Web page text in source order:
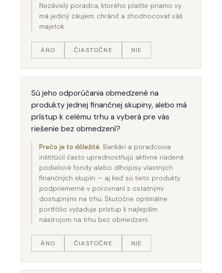
Nezávislý poradca, ktorého platíte priamo vy,
má jediný záujem: chrániť a zhodnocovať váš
majetok.
ÁNO ČIASTOČNE NIE
Sú jeho odporúčania obmedzené na
produkty jednej finančnej skupiny, alebo má
prístup k celému trhu a vyberá pre vás
riešenie bez obmedzení?
Prečo je to dôležité: Bankári a poradcovia
inštitúcií často uprednostňujú aktívne riadené
podielové fondy alebo dlhopisy vlastných
finančných skupín — aj keď sú tieto produkty
podpriemerné v porovnaní s ostatnými
dostupnými na trhu. Skutočne optimálne
portfólio vyžaduje prístup k najlepším
nástrojom na trhu bez obmedzení.
ÁNO ČIASTOČNE NIE